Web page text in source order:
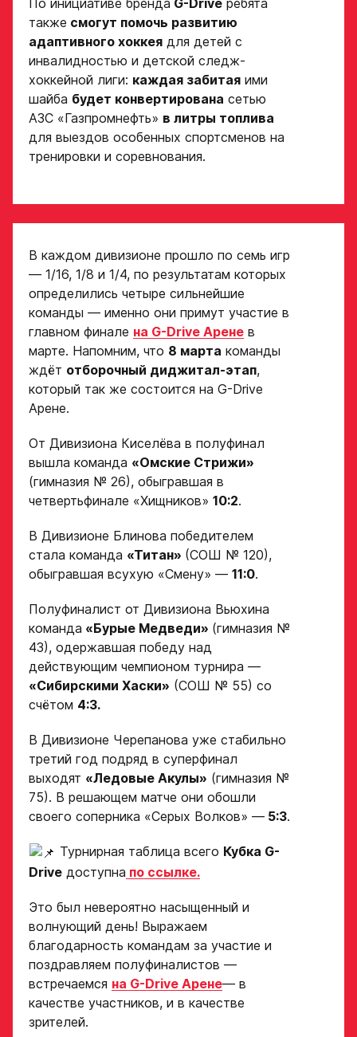
По инициативе бренда G-Drive ребята
также смогут помочь развитию
адаптивного хоккея для детей с
инвалидностью и детской следж-
хоккейной лиги: каждая забитая ими
шайба будет конвертирована сетью
АЗС «Газпромнефть» в литры топлива
для выездов особенных спортсменов на
тренировки и соревнования.
В каждом дивизионе прошло по семь игр
— 1/16, 1/8 и 1/4, по результатам которых
определились четыре сильнейшие
команды — именно они примут участие в
главном финале на G-Drive Арене в
марте. Напомним, что 8 марта команды
ждёт отборочный диджитал-этап,
который так же состоится на G-Drive
Арене.
От Дивизиона Киселёва в полуфинал
вышла команда «Омские Стрижи»
(гимназия № 26), обыгравшая в
четвертьфинале «Хищников» 10:2.
В Дивизионе Блинова победителем
стала команда «Титан» (СОШ № 120),
обыгравшая всухую «Смену» — 11:0.
Полуфиналист от Дивизиона Вьюхина
команда «Бурые Медведи» (гимназия №
43), одержавшая победу над
действующим чемпионом турнира —
«Сибирскими Хаски» (СОШ № 55) со
счётом 4:3.
В Дивизионе Черепанова уже стабильно
третий год подряд в суперфинал
выходят «Ледовые Акулы» (гимназия №
75). В решающем матче они обошли
своего соперника «Серых Волков» — 5:3.
Турнирная таблица всего Кубка G-
Drive доступна по ссылке.
Это был невероятно насыщенный и
волнующий день! Выражаем
благодарность командам за участие и
поздравляем полуфиналистов —
встречаемся на G-Drive Арене— в
качестве участников, и в качестве
зрителей.
Рост, вес игрока
Опыт игры в хоккей
Амплуа игрока
представителя
Номер телефона
законного
представителя
«Отправить»,
вы принимаете
обработки
персональных
Ассоциации
ХК Авангард
попадает в базу
скаутского отдела
Академии «Авангард»
В случае положительного
ответа с законным
представителем игрока
свяжутся по указанному
Отправить
игрока на сайте r-
hockey или trackhockey
Обращаем внимание: опыт
выступления в Первенстве
России среди федеральных
округов (https://fhr.ru/hockey-
of-russia/docs/youthcomp/
обязателен для тех, кто
подаёт заявку.
Хват клюшки
Нарезки игровых смен
в двух крайних играх
ссылку на облачное
хранилище, на которое
загружены видео
Игровой номер
ФИО законного
представителя
Номер телефона
законного
представителя
Нажимая кнопку
вы принимаете
условия
обработки
данных
Ассоциации
Отправленная заявка
попадает в базу
скаутского отдела
Академии «Авангард»
В случае положительного
ответа с законным
Если данные ученика соответствуют
требованиям для обучения в Академии, мы
свяжемся с вами в течение 5 рабочих дней.
Ok